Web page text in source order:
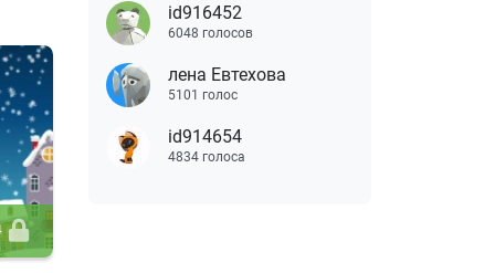
id916452
6048 голосов
лена Евтехова
5101 голос
id914654
4834 голоса